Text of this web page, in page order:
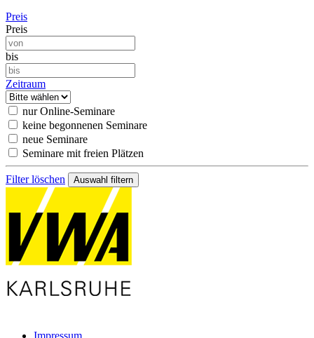
Preis
Preis
bis
Zeitraum
nur Online-Seminare
keine begonnenen Seminare
neue Seminare
Seminare mit freien Plätzen
Filter löschen
Impressum